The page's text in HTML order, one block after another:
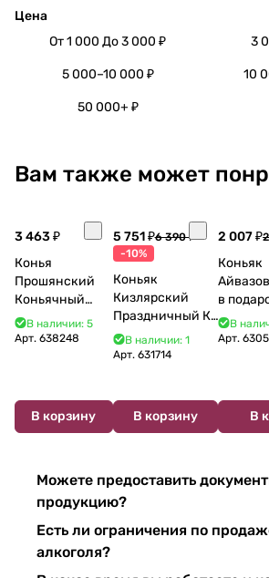
Цена
От 1 000 До 3 000 ₽
3
5 000–10 000 ₽ 10
50 000+ ₽
Вам также может
3 463 ₽
Конья
Прошянский
Коньячный
Завод Елочка 7
лет п/у 750 мл
В наличии: 5
Арт. 638248
В корзину
5 751 ₽6 390 ₽
-10%
Коньяк
Кизлярский
Праздничный КС
17 лет с мюзле в
тубе 500 мл
В наличии: 1
Арт. 631714
В корзину
2 007 ₽
Коньяк
в
В
Арт.
В
Можете предоставить
продукцию?
Есть ли ограничения по
алкоголя?